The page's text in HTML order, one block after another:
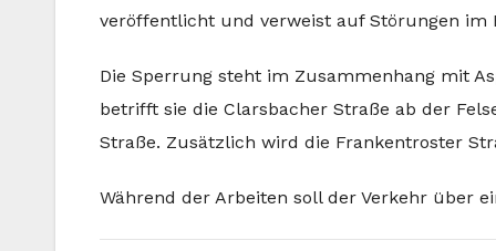
veröffentlicht und verweist auf Störungen im
Die Sperrung steht im Zusammenhang mit
betrifft sie die Clarsbacher Straße ab der
Straße. Zusätzlich wird die Frankentroster
Während der Arbeiten soll der Verkehr über